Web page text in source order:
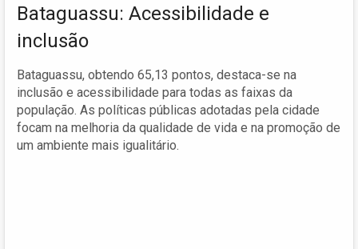
Bataguassu: Acessibilidade e
inclusão
Bataguassu, obtendo 65,13 pontos, destaca-se na
inclusão e acessibilidade para todas as faixas da
população. As políticas públicas adotadas pela cidade
focam na melhoria da qualidade de vida e na promoção de
um ambiente mais igualitário.